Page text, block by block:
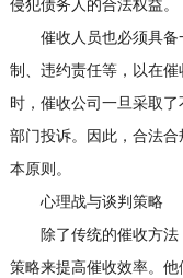
侵犯债务人的合法权益。
催收人员也必须具备
制、违约责任等，以在
时，催收公司一旦采取
部门投诉。因此，合法
本原则。
心理战与谈判策略
除了传统的催收方法
策略来提高催收效率。